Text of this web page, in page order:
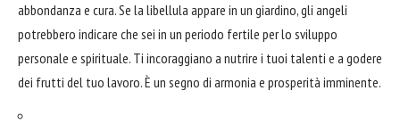
abbondanza e cura. Se la libellula appare in un giardino, gli angeli
potrebbero indicare che sei in un periodo fertile per lo sviluppo
personale e spirituale. Ti incoraggiano a nutrire i tuoi talenti e a godere
dei frutti del tuo lavoro. È un segno di armonia e prosperità imminente.